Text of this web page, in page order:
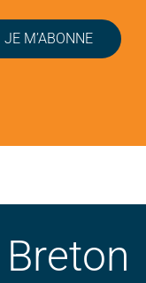
JE M’ABONNE